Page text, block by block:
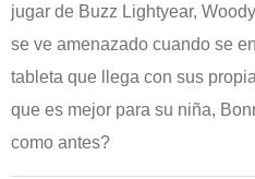
jugar de Buzz Lightyear,
se ve amenazado cuando se
tableta que llega con sus
que es mejor para su niña,
como antes?